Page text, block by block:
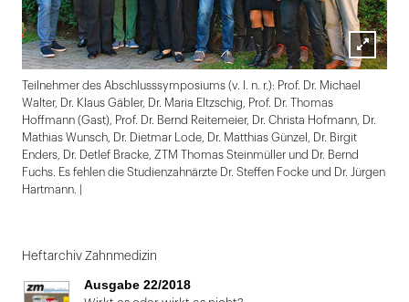
Lightbox
öffnen
Teilnehmer des Abschlusssymposiums (v. l. n. r.): Prof. Dr. Michael
Walter, Dr. Klaus Gäbler, Dr. Maria Eltzschig, Prof. Dr. Thomas
Hoffmann (Gast), Prof. Dr. Bernd Reitemeier, Dr. Christa Hofmann, Dr.
Mathias Wunsch, Dr. Dietmar Lode, Dr. Matthias Günzel, Dr. Birgit
Enders, Dr. Detlef Bracke, ZTM Thomas Steinmüller und Dr. Bernd
Fuchs. Es fehlen die Studienzahnärzte Dr. Steffen Focke und Dr. Jürgen
Hartmann. |
1
von
Heftarchiv Zahnmedizin
Ausgabe 22/2018